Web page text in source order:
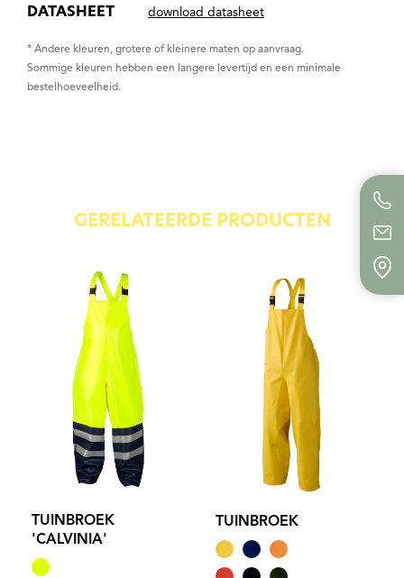
DATASHEET
download datasheet
* Andere kleuren, grotere of kleinere maten op aanvraag.
Sommige kleuren hebben een langere levertijd en een minimale
bestelhoeveelheid.
GERELATEERDE PRODUCTEN
TUINBROEK
'CALVINIA'
TUINBROEK